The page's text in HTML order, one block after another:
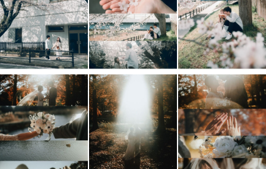
撮影中はたくさん盛り上げて、
リラックスできる雰囲気ですので、
緊張せず、自然な様子を写真に残せます🕊
-----------【貸出小物】-----------
・七五三　和傘
・七五三　鞠（赤 / ピンク）